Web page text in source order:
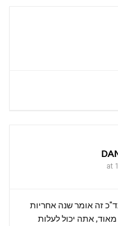
זה אומר שנה אחריות
אתה יכול לעלות